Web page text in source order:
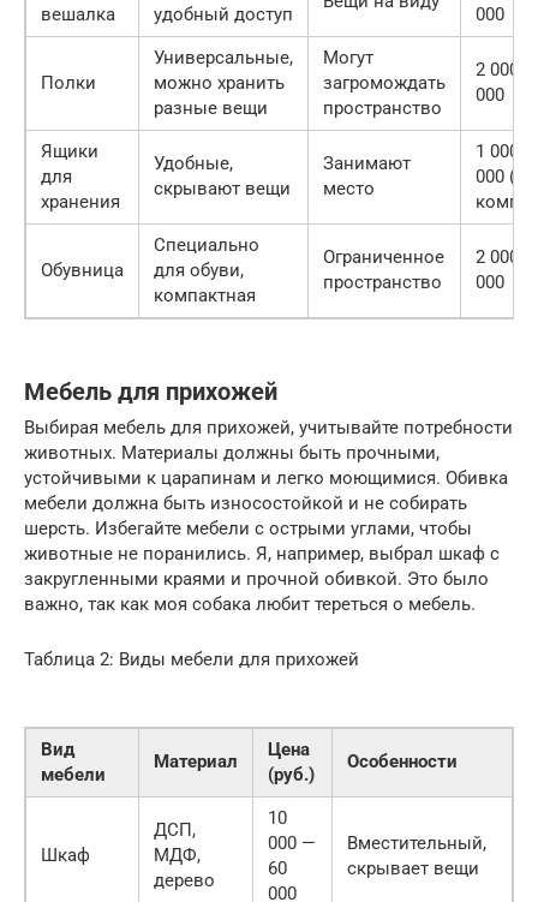
вешалка
удобный доступ
000
Полки
Универсальные,
можно хранить
разные вещи
Могут
загромождать
пространство
2 000
000
Ящики
для
хранения
Удобные,
скрывают вещи
Занимают
место
1 000
000 (за
Обувница
Специально
для обуви,
компактная
Ограниченное
пространство
2 000
000
Мебель для прихожей
Выбирая мебель для прихожей, учитывайте потребности
животных. Материалы должны быть прочными,
устойчивыми к царапинам и легко моющимися. Обивка
мебели должна быть износостойкой и не собирать
шерсть. Избегайте мебели с острыми углами, чтобы
животные не поранились. Я, например, выбрал шкаф с
закругленными краями и прочной обивкой. Это было
важно, так как моя собака любит тереться о мебель.
Таблица 2: Виды мебели для прихожей
Вид
мебели
Материал
Цена
(руб.)
Особенности
Шкаф
ДСП,
МДФ,
дерево
10
000 —
60
000
Вместительный,
скрывает вещи